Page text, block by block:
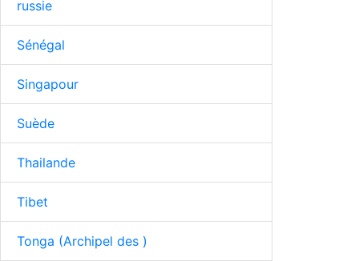
russie
Sénégal
Singapour
Suède
Thailande
Tibet
Tonga (Archipel des )